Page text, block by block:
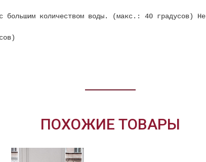
большим количеством воды. (макс.: 40 градусов) Не
ПОХОЖИЕ ТОВАРЫ